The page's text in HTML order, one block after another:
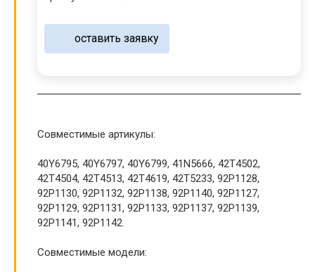
оставить заявку
Совместимые артикулы:
40Y6795, 40Y6797, 40Y6799, 41N5666, 42T4502,
42T4504, 42T4513, 42T4619, 42T5233, 92P1128,
92P1130, 92P1132, 92P1138, 92P1140, 92P1127,
92P1129, 92P1131, 92P1133, 92P1137, 92P1139,
92P1141, 92P1142.
Совместимые модели: